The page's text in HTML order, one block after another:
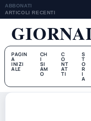
ABBONATI
ARTICOLI RECENTI
PAGIN
A
INIZI
ALE
CH
I
SI
AM
O
C
O
NT
AT
TI
S
T
O
R
I
A